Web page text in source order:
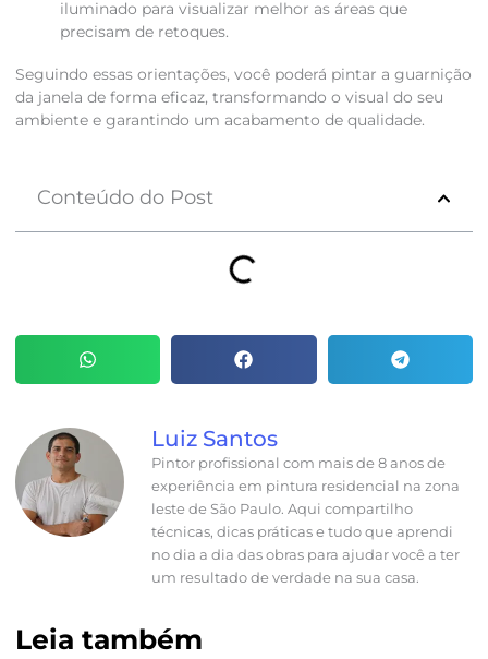
iluminado para visualizar melhor as áreas que
precisam de retoques.
Seguindo essas orientações, você poderá pintar a guarnição
da janela de forma eficaz, transformando o visual do seu
ambiente e garantindo um acabamento de qualidade.
Conteúdo do Post
Luiz Santos
Pintor profissional com mais de 8 anos de
experiência em pintura residencial na zona
leste de São Paulo. Aqui compartilho
técnicas, dicas práticas e tudo que aprendi
no dia a dia das obras para ajudar você a ter
um resultado de verdade na sua casa.
Leia também